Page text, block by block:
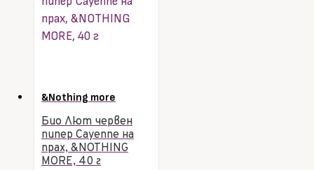
&Nothing more
Био Лют червен
пипер Cayenne на
прах, &NOTHING
MORE, 40 г